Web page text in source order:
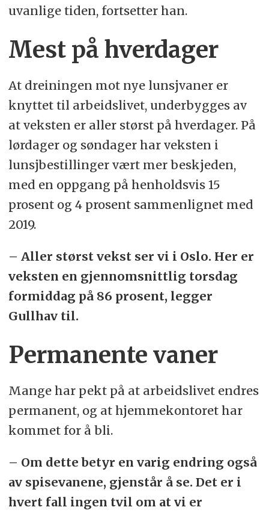
uvanlige tiden, fortsetter han.
Mest på hverdager
At dreiningen mot nye lunsjvaner er
knyttet til arbeidslivet, underbygges av
at veksten er aller størst på hverdager. På
lørdager og søndager har veksten i
lunsjbestillinger vært mer beskjeden,
med en oppgang på henholdsvis 15
prosent og 4 prosent sammenlignet med
2019.
– Aller størst vekst ser vi i Oslo. Her er
veksten en gjennomsnittlig torsdag
formiddag på 86 prosent, legger
Gullhav til.
Permanente vaner
Mange har pekt på at arbeidslivet endres
permanent, og at hjemmekontoret har
kommet for å bli.
– Om dette betyr en varig endring også
av spisevanene, gjenstår å se. Det er i
hvert fall ingen tvil om at vi er